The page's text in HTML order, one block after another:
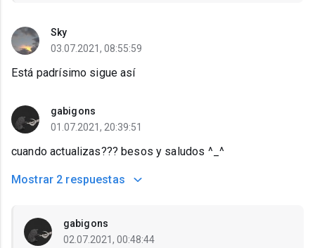
Sky
03.07.2021, 08:55:59
Está padrísimo sigue así
gabigons
01.07.2021, 20:39:51
cuando actualizas??? besos y saludos ^_^
Mostrar 2 respuestas
gabigons
02.07.2021, 00:48:44